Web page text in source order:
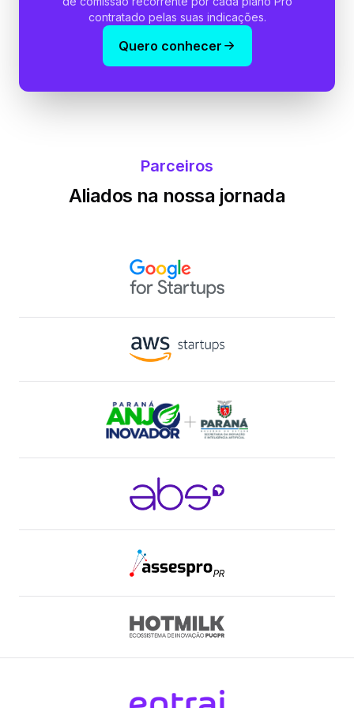
contratado pelas suas indicações.
Quero conhecer
Parceiros
Aliados na nossa jornada